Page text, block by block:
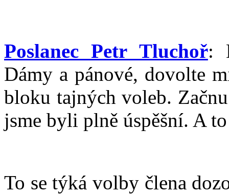
Poslanec Petr Tluchoř:
Dámy a pánové, dovolte
bloku tajných voleb.
jsme byli plně úspěšní. A
To se týká volby člena